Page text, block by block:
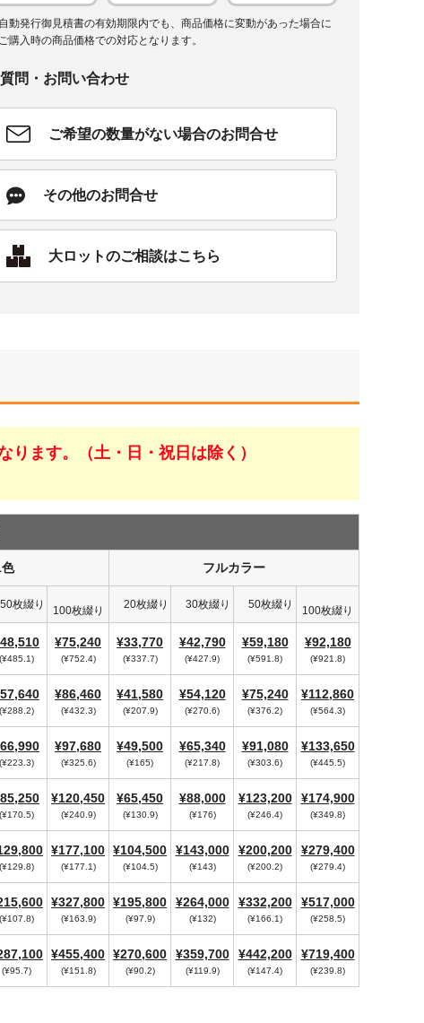
動発行御見積書の有効期限内でも、商品価格に変動があった場合に
購入時の商品価格での対応となります。
質問・お問い合わせ
ご希望の数量がない場合のお問合せ
その他のお問合せ
大ロットのご相談はこちら
ます。（土・日・祝日は除く）
フルカラー
50枚綴り
100枚綴り
20枚綴り 30枚綴り 50枚綴り
100枚綴り
(¥485.1)
¥75,240
(¥752.4)
¥33,770
(¥337.7)
¥42,790
(¥427.9)
¥59,180
(¥591.8)
¥92,180
(¥921.8)
(¥288.2)
¥86,460
(¥432.3)
¥41,580
(¥207.9)
¥54,120
(¥270.6)
¥75,240
(¥376.2)
¥112,860
(¥564.3)
(¥223.3)
¥97,680
(¥325.6)
¥49,500
(¥165)
¥65,340
(¥217.8)
¥91,080
(¥303.6)
¥133,650
(¥445.5)
(¥170.5)
¥120,450
(¥240.9)
¥65,450
(¥130.9)
¥88,000
(¥176)
¥123,200
(¥246.4)
¥174,900
(¥349.8)
(¥129.8)
¥177,100
(¥177.1)
¥104,500
(¥104.5)
¥143,000
(¥143)
¥200,200
(¥200.2)
¥279,400
(¥279.4)
(¥107.8)
¥327,800
(¥163.9)
¥195,800
(¥97.9)
¥264,000
(¥132)
¥332,200
(¥166.1)
¥517,000
(¥258.5)
(¥95.7)
¥455,400
(¥151.8)
¥270,600
(¥90.2)
¥359,700
(¥119.9)
¥442,200
(¥147.4)
¥719,400
(¥239.8)